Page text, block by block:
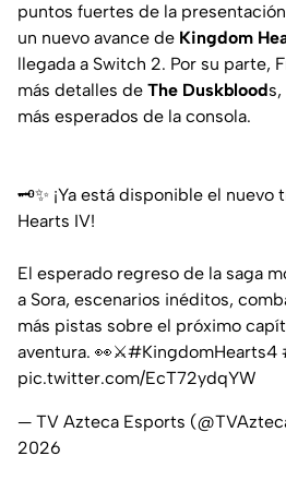
puntos fuertes de la
un nuevo avance de Kingdom
llegada a Switch 2. Por su parte,
más detalles de The Duskblood
más esperados de la consola.
🗝️✨ ¡Ya está disponible el nuevo
Hearts IV!
El esperado regreso de la saga
a Sora, escenarios inéditos,
más pistas sobre el próximo
aventura. 👀⚔️#KingdomHearts4
pic.twitter.com/EcT72ydqYW
— TV Azteca Esports
2026